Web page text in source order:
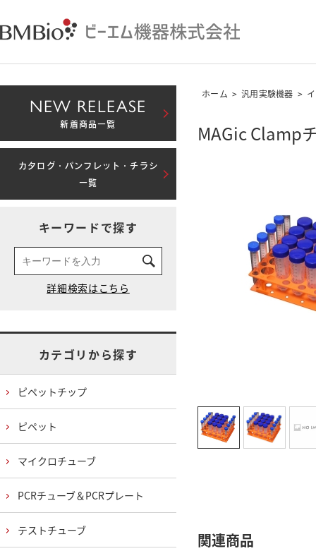
ホーム > 汎用実験機器 >
MAGic Clamp
関連商品
NEW RELEASE
新着商品一覧
カタログ・パンフレット・チラシ
一覧
キーワードで探す
カテゴリから探す
ピペットチップ
ピペット
マイクロチューブ
PCRチューブ＆PCRプレート
テストチューブ